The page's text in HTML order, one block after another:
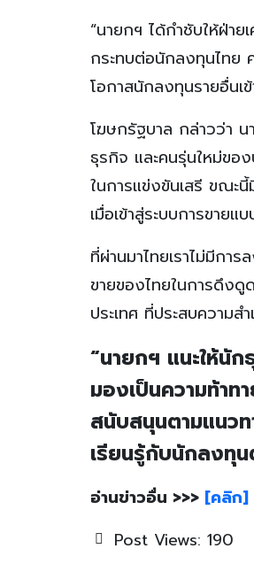
“นายกฯ ได้กำชับให้ฝ่า
กระทบต่อนักลงทุนไทย
โอกาสนักลงทุนรายอื่นเ
โฆษกรัฐบาล กล่าวว่า น
ธุรกิจ และคนรุ่นใหม่ขอ
ในการแข่งขันเสรี ขณะ
เมื่อเข้าสู่ระบบการขาย
ที่ผ่านมาไทยเราไม่มีก
ขายของไทยในการดึงดู
ประเทศ ที่ประสบความส
“นายกฯ แนะให้นั
มองเป็นความท้าท
สนับสนุนตามแนวท
เรียนรู้กับนักลงทุ
อ่านข่าวอื่น >>> [คลิก]
Post Views: 190